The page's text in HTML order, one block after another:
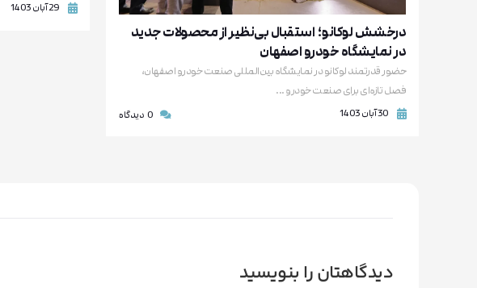
درخشش لوکانو؛ استقبال بی‌نظیر از محصولات جدید
در نمایشگاه خودرو اصفهان
حضور قدرتمند لوکانو در نمایشگاه بین‌المللی صنعت خودرو اصفهان،
فصل تازه‌ای برای صنعت خودرو ...
30 آبان 1403 0 دیدگاه
29 آبان 1403
دیدگاهتان را بنویسید